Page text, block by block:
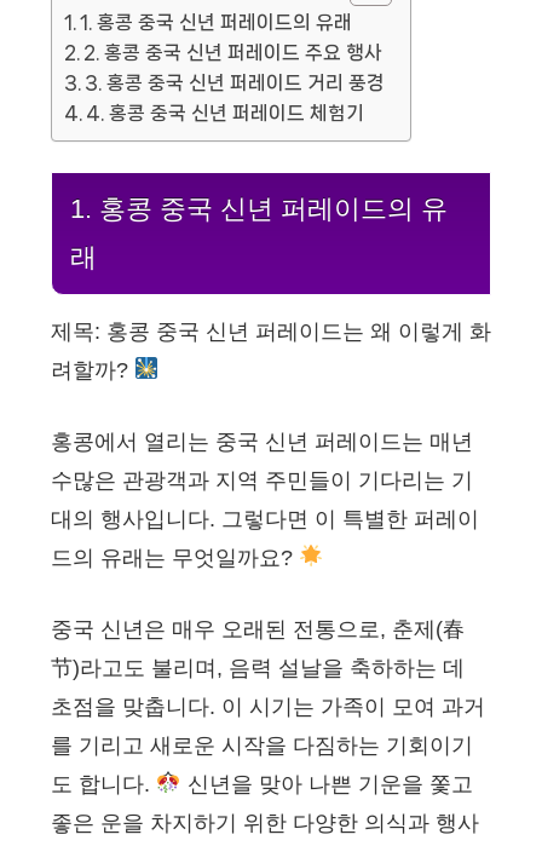
1. 홍콩 중국 신년 퍼레이드의 유래
2. 홍콩 중국 신년 퍼레이드 주요 행사
3. 홍콩 중국 신년 퍼레이드 거리 풍경
4. 홍콩 중국 신년 퍼레이드 체험기
1. 홍콩 중국 신년 퍼레이드의 유
래
제목: 홍콩 중국 신년 퍼레이드는 왜 이렇게 화
려할까?
홍콩에서 열리는 중국 신년 퍼레이드는 매년
수많은 관광객과 지역 주민들이 기다리는 기
대의 행사입니다. 그렇다면 이 특별한 퍼레이
드의 유래는 무엇일까요?
중국 신년은 매우 오래된 전통으로, 춘제(春
节)라고도 불리며, 음력 설날을 축하하는 데
초점을 맞춥니다. 이 시기는 가족이 모여 과거
를 기리고 새로운 시작을 다짐하는 기회이기
도 합니다.
신년을 맞아 나쁜 기운을 쫓고
좋은 운을 차지하기 위한 다양한 의식과 행사